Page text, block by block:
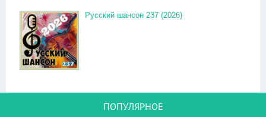
Русский шансон 237 (2026)
ПОПУЛЯРНОЕ